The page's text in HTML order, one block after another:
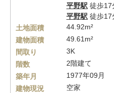
平野駅 徒歩17
平野駅 徒歩17
土地面積
44.92m²
建物面積
49.61m²
間取り
3K
階数
2階建て
築年月
1977年09月
建物現況
空家